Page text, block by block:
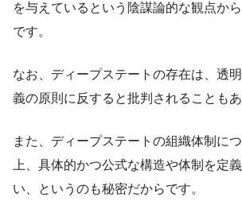
を与えているという陰謀論的な観点か
です。
なお、ディープステートの存在は、透
義の原則に反すると批判されることもあ
また、ディープステートの組織体制に
上、具体的かつ公式な構造や体制を定
い、というのも秘密だからです。